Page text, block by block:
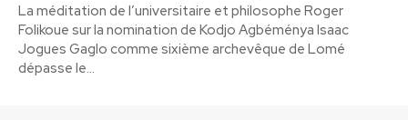
La méditation de l’universitaire et philosophe Roger
Folikoue sur la nomination de Kodjo Agbéménya Isaac
Jogues Gaglo comme sixième archevêque de Lomé
dépasse le...